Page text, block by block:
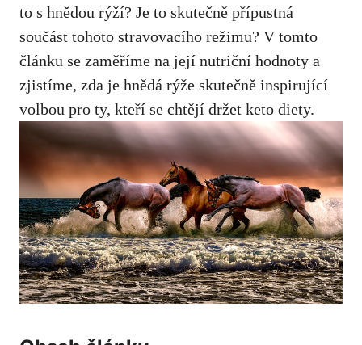
to ‍s hnědou rýží? Je to skutečně přípustná
součást ‌tohoto stravovacího režimu? V tomto
článku se‍ zaměříme na její⁢ nutriční hodnoty a
zjistíme, zda je hnědá‌ rýže skutečně inspirující
volbou pro⁣ ty, kteří se ‍chtějí ⁣držet keto diety.